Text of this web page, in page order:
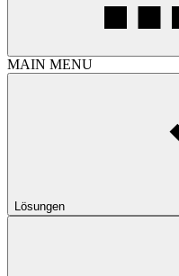
MAIN MENU
Lösungen